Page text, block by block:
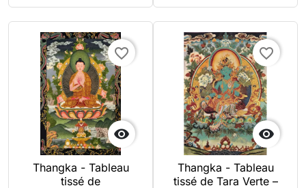

favorite_border
Thangka - Tableau
tissé de

favorite_border
Thangka - Tableau
tissé de Tara Verte –